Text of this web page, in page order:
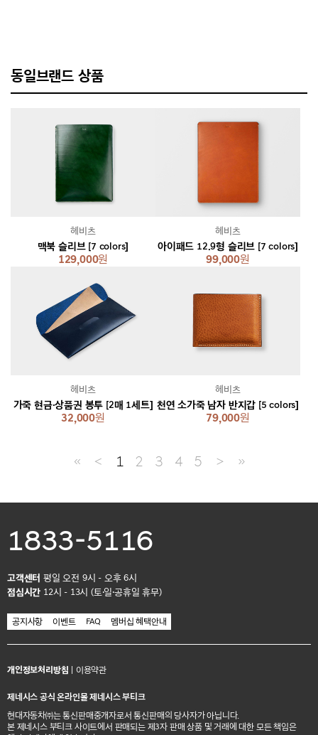
동일브랜드 상품
맥북 슬리브 [7 colors]
129,000원
헤비츠
아이패드 12.9형 슬리브 [7 colors]
99,000원
헤비츠
가죽 현금·상품권 봉투 [2매 1세트]
32,000원
헤비츠
천연 소가죽 남자 반지갑 [5 colors]
79,000원
헤비츠
≪ ＜ 1 2 3 4 5 ＞ ≫
1833-5116
고객센터 평일 오전 9시 - 오후 6시
점심시간 12시 - 13시 (토·일·공휴일 휴무)
공지사항 이벤트 FAQ 멤버십 혜택안내
개인정보처리방침 | 이용약관
제네시스 공식 온라인몰 제네시스 부티크
현대자동차㈜는 통신판매중개자로서 통신판매의 당사자가 아닙니다.
본 제네시스 부티크 사이트에서 판매되는 제3자 판매 상품 및 거래에 대한 모든 책임은